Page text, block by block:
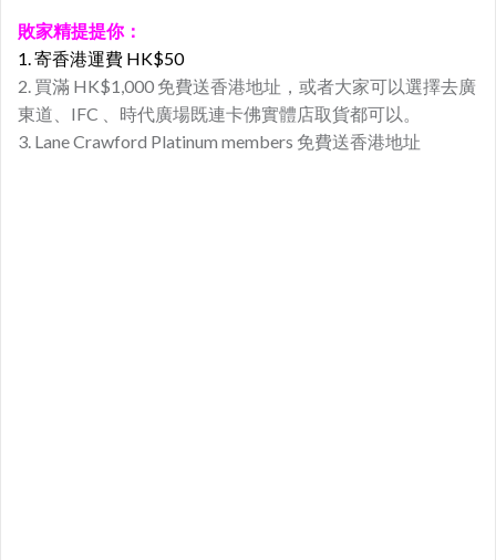
敗家精提提你：
1. 寄香港運費 HK$50
2. 買滿 HK$1,000 免費送香港地址，或者大家可以選擇去廣
東道、IFC 、時代廣場既連卡佛實體店取貨都可以。
3. Lane Crawford Platinum members 免費送香港地址